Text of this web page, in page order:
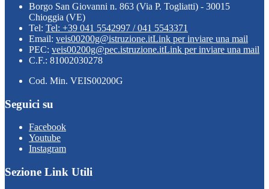
Borgo San Giovanni n. 863 (Via P. Togliatti) - 30015
Chioggia (VE)
Tel: Tel: +39 041 5542997 / 041 5543371
Email: veis00200g@istruzione.itLink per inviare una mail
PEC: veis00200g@pec.istruzione.itLink per inviare una mail
C.F.: 81002030278
Cod. Min. VEIS00200G
Seguici su
Facebook
Youtube
Instagram
Sezione Link Utili